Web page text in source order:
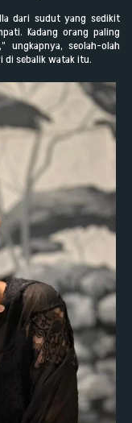
dari sudut yang sedikit
Kadang orang paling
ungkapnya, seolah-olah
di sebalik watak itu.